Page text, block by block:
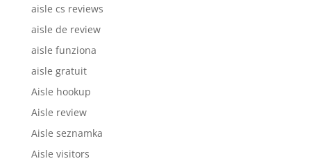
aisle cs reviews
aisle de review
aisle funziona
aisle gratuit
Aisle hookup
Aisle review
Aisle seznamka
Aisle visitors